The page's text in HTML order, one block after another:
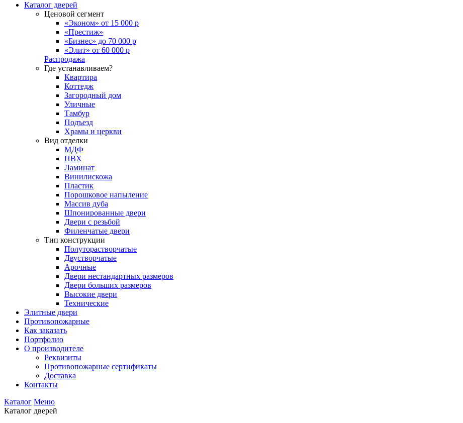
Каталог дверей
Ценовой сегмент
«Эконом» от 15 000 р
«Престиж»
«Бизнес» до 70 000 р
«Элит» от 60 000 р
Распродажа
Где устанавливаем?
Квартира
Коттедж
Загородный дом
Уличные
Тамбур
Подъезд
Храмы и церкви
Вид отделки
МДФ
ПВХ
Ламинат
Винилискожа
Пластик
Порошковое напыление
Массив дуба
Шпонированные двери
Двери с резьбой
Филенчатые двери
Тип конструкции
Полуторастворчатые
Двустворчатые
Арочные
Двери нестандартных размеров
Двери больших размеров
Высокие двери
Технические
Элитные двери
Противопожарные
Как заказать
Портфолио
О производителе
Реквизиты
Противопожарные сертификаты
Доставка
Контакты
Каталог Меню
Каталог дверей